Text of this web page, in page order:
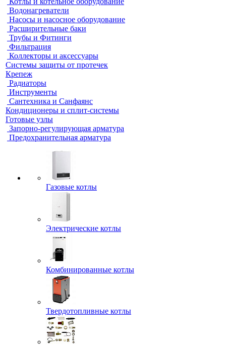
Водонагреватели
Насосы и насосное оборудование
Расширительные баки
Трубы и Фитинги
Фильтрация
Коллекторы и аксессуары
Системы защиты от протечек
Крепеж
Радиаторы
Инструменты
Сантехника и Санфаянс
Кондиционеры и сплит-системы
Готовые узлы
Запорно-регулирующая арматура
Предохранительная арматура
Газовые котлы
Электрические котлы
Комбинированные котлы
Твердотопливные котлы